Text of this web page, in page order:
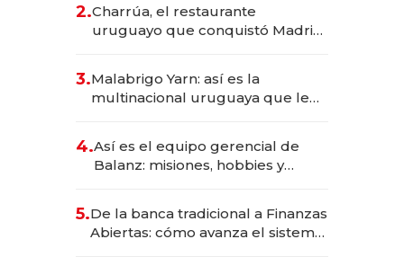
millones
2.Charrúa, el restaurante
uruguayo que conquistó Madrid:
anticipación y prepara apertura
3.Malabrigo Yarn: así es la
multinacional uruguaya que le
4.Así es el equipo gerencial de
Balanz: misiones, hobbies y
5.De la banca tradicional a Finanzas
Abiertas: cómo avanza el sistema